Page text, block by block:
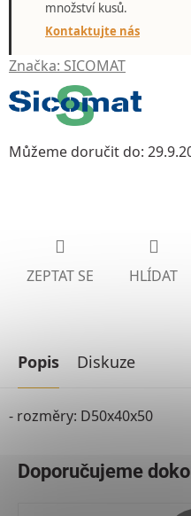
Značka: SICOMAT
Můžeme doručit do:
ZEPTAT SE HLÍDAT
množství kusů.
Kontaktujte nás
Popis Diskuze
- rozměry: D50x40x50